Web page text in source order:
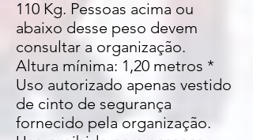
110 Kg. Pessoas acima ou
abaixo desse peso devem
consultar a organização.
Altura mínima: 1,20 metros *
Uso autorizado apenas vestido
de cinto de segurança
fornecido pela organização.